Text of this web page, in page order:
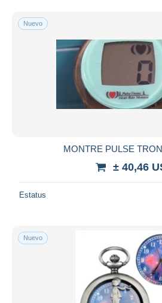
Nuevo
MONTRE PULSE
± 40,46
Estatus
Nuevo